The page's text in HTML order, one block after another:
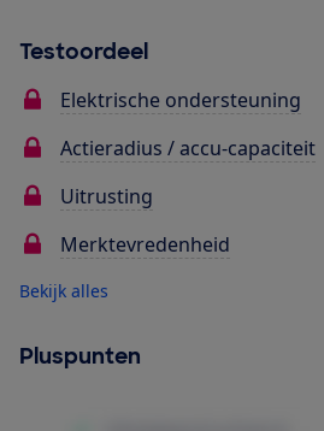
Testoordeel
Elektrische ondersteuning
Actieradius / accu-capaciteit
Uitrusting
Merktevredenheid
Bekijk alles
Pluspunten